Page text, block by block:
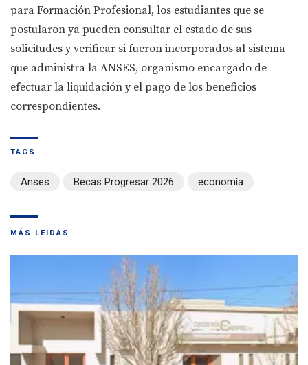
para Formación Profesional, los estudiantes que se
postularon ya pueden consultar el estado de sus
solicitudes y verificar si fueron incorporados al sistema
que administra la ANSES, organismo encargado de
efectuar la liquidación y el pago de los beneficios
correspondientes.
TAGS
Anses Becas Progresar 2026 economía
MÁS LEIDAS